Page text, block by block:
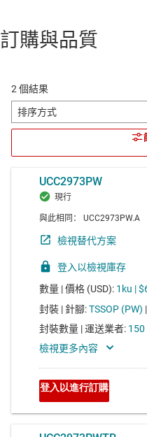
訂購與品質